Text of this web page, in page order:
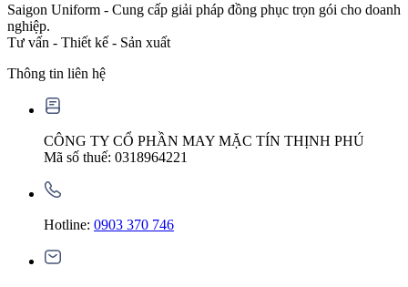
Saigon Uniform - Cung cấp giải pháp đồng phục trọn gói cho doanh
nghiệp.
Tư vấn - Thiết kế - Sản xuất
Thông tin liên hệ
CÔNG TY CỔ PHẦN MAY MẶC TÍN THỊNH PHÚ
Mã số thuế: 0318964221
Hotline: 0903 370 746